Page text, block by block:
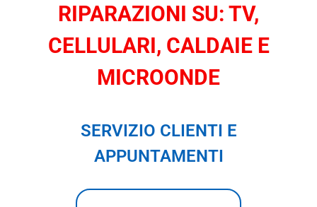
RIPARAZIONI SU: TV,
CELLULARI, CALDAIE E
MICROONDE
SERVIZIO CLIENTI E
APPUNTAMENTI